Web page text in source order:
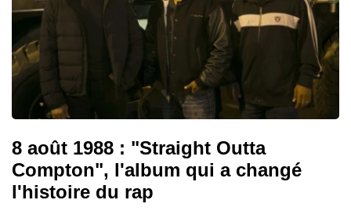
8 août 1988 : "Straight Outta
Compton", l'album qui a changé
l'histoire du rap